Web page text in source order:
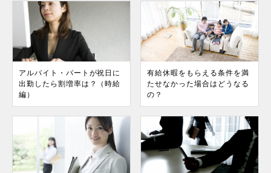
アルバイト・パートが祝日に
出勤したら割増率は？（時給
編）
有給休暇をもらえる条件を満
たせなかった場合はどうなる
の？